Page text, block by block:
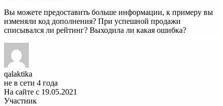
Вы можете предоставить больше информации, к примеру вы
изменяли код дополнения? При успешной продажи
списывался ли рейтинг? Выходила ли какая ошибка?
qalaktika
не в сети 4 года
На сайте с 19.05.2021
Участник